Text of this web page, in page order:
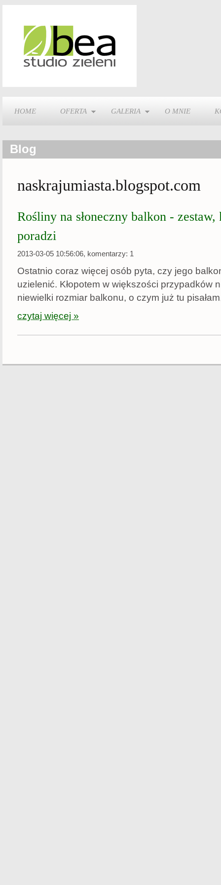
HOME OFERTA GALERIA O MNIE
Blog
naskrajumiasta.blogspot.com
Rośliny na słoneczny balkon -
poradzi
2013-03-05 10:56:06, komentarzy: 1
Ostatnio coraz więcej osób pyta, czy jego
uzielenić. Kłopotem w większości przypadków
niewielki rozmiar balkonu, o czym już tu
czytaj więcej »